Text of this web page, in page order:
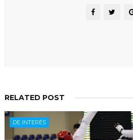
RELATED POST
DE INTERÉS